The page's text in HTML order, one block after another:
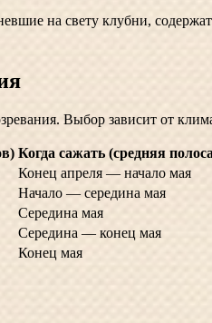
на свету клубни,
Выбор зависит от
Когда сажать (средняя
Конец апреля — начало мая
Начало — середина мая
Середина мая
Середина — конец мая
Конец мая